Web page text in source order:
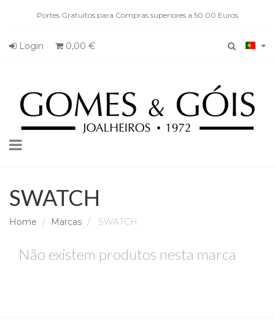
Portes Gratuitos para Compras superiores a 50.00 Euros
Login 0,00 €
Toggle
SWATCH
Home Marcas SWATCH
Não existem produtos nesta marca